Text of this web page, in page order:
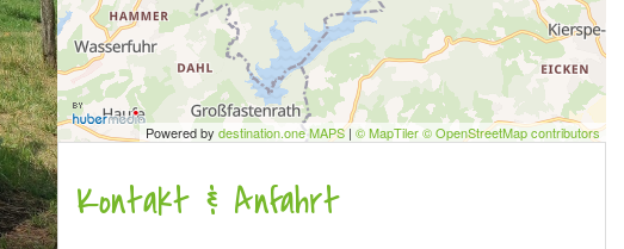
Powered by destination.one MAPS| © MapTiler © OpenStreetMap contributors
Kontakt & Anfahrt